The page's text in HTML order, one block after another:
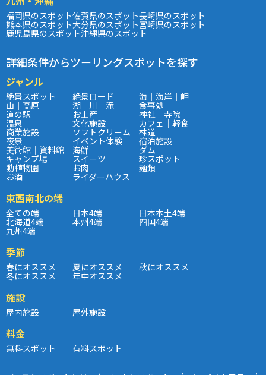
福岡県のスポット佐賀県のスポット長崎県のスポット
熊本県のスポット大分県のスポット宮崎県のスポット
鹿児島県のスポット沖縄県のスポット
詳細条件からツーリングスポットを探す
ジャンル
絶景スポット 絶景ロード 海｜海岸｜岬
山｜高原 湖｜川｜滝 食事処
道の駅 お土産 神社｜寺院
温泉 文化施設 カフェ｜軽食
商業施設 ソフトクリーム 林道
夜景 イベント体験 宿泊施設
美術館｜資料館 海鮮 ダム
キャンプ場 スイーツ 珍スポット
動植物園 お肉 麺類
お酒 ライダーハウス
東西南北の端
全ての端 日本4端 日本本土4端
北海道4端 本州4端 四国4端
九州4端
季節
春にオススメ 夏にオススメ 秋にオススメ
冬にオススメ 年中オススメ
施設
屋内施設 屋外施設
料金
無料スポット 有料スポット